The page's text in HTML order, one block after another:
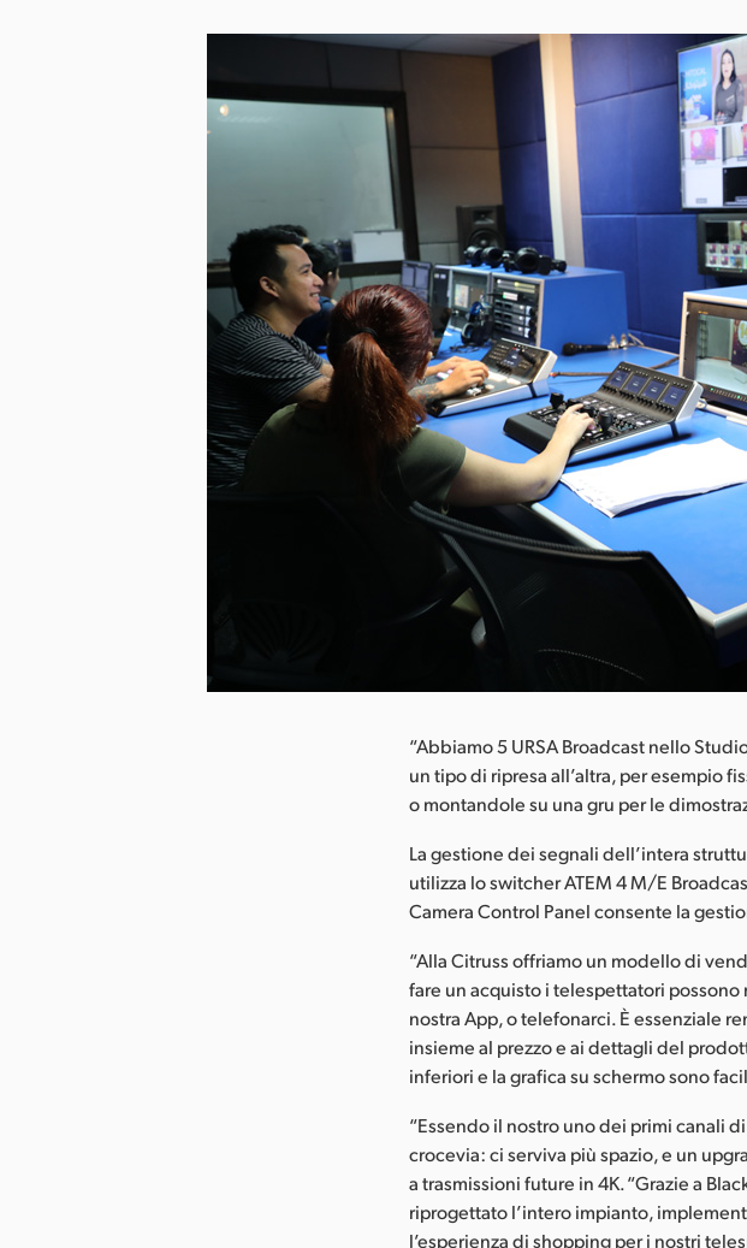
“Abbiamo 5 URSA Broadcast nello
un tipo di ripresa all’altra, per esempio
o montandole su una gru per le
La gestione dei segnali dell’intera
utilizza lo switcher ATEM 4 M/E
Camera Control Panel consente la
“Alla Citruss offriamo un modello di
fare un acquisto i telespettatori
nostra App, o telefonarci. È essenziale
insieme al prezzo e ai dettagli del
inferiori e la grafica su schermo sono
“Essendo il nostro uno dei primi canali
crocevia: ci serviva più spazio, e un
a trasmissioni future in 4K. “Grazie a
riprogettato l’intero impianto,
l’esperienza di shopping per i nostri